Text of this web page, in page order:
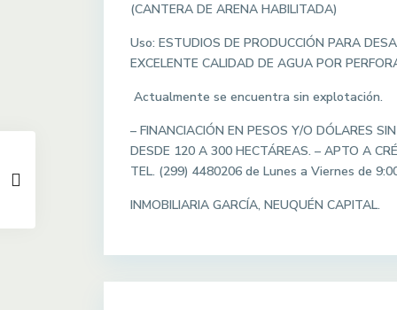
(CANTERA DE ARENA HABILITADA)
Uso: ESTUDIOS DE PRODUCCIÓN PARA
EXCELENTE CALIDAD DE AGUA POR
Actualmente se encuentra sin explotación.
– FINANCIACIÓN EN PESOS Y/O DÓLARES
DESDE 120 A 300 HECTÁREAS. – APTO A
TEL. (299) 4480206 de Lunes a Viernes de
INMOBILIARIA GARCÍA, NEUQUÉN CAPITAL.